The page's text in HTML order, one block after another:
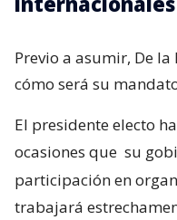
Previo a asumir, De
cómo será su
El presidente electo
ocasiones que su
participación en
trabajará